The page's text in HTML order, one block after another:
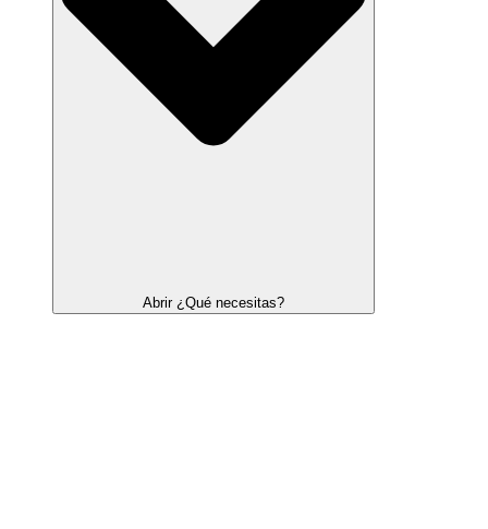
Abrir ¿Qué necesitas?